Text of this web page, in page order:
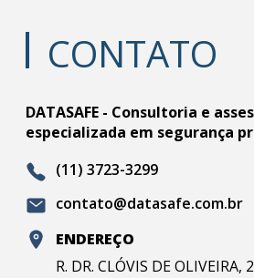
CONTATO
DATASAFE - Consultoria e
especializada em segurança
(11) 3723-3299
contato@datasafe.com.br
ENDEREÇO
R. DR. CLÓVIS DE OLIVEIRA,